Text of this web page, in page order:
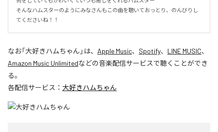
そんなハムスターのようにみなさんもこの曲を聴いておっとり、のんびりし
てくださいね！！
なお「大好きハムちゃん 」は、 Apple Music、 Spotify、 LINE MUSIC、
Amazon Music Unlimitedなどの音楽配信サービスで聴くことができ
る。
各配信サービス： 大好きハムちゃん